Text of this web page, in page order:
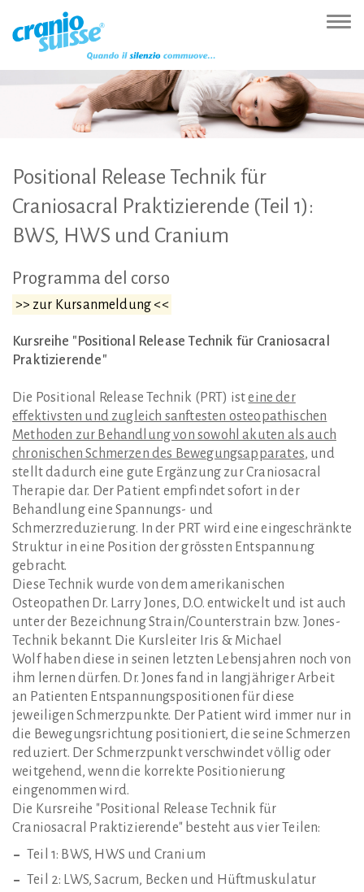
(Accesskey
Hauptnavigation
(Accesskey
Inhalt
(Accesskey
Sprachumschaltung
(Accesskey
Positional Release Technik für
Craniosacral
Praktizierende (Teil 1):
BWS, HWS und Cranium
Programma del corso
>> zur Kursanmeldung <<
Kursreihe "Positional Release Technik für Craniosacral
Praktizierende"
Die Positional Release Technik (PRT) isteine der
effektivsten und zugleich sanftesten osteopathischen
Methoden zur Behandlung von sowohl akuten als auch
chronischen Schmerzen des Bewegungsapparates, und
stellt dadurch eine gute Ergänzung zur Craniosacral
Therapie dar. Der Patient empfindet sofort in der
Behandlung eine Spannungs- und
Schmerzreduzierung. In der PRT wird eine eingeschränkte
Struktur in eine Position der grössten Entspannung
gebracht.
Diese Technik wurde von dem amerikanischen
Osteopathen Dr. Larry Jones, D.O. entwickelt und ist auch
unter der Bezeichnung Strain/Counterstrain bzw. Jones-
Technik bekannt. Die Kursleiter Iris & Michael
Wolf haben diese in seinen letzten Lebensjahren noch von
ihm lernen dürfen. Dr. Jones fand in langjähriger Arbeit
an Patienten Entspannungspositionen für diese
jeweiligen Schmerzpunkte. Der Patient wird immer nur in
die Bewegungsrichtung positioniert, die seine Schmerzen
reduziert. Der Schmerzpunkt verschwindet völlig oder
weitgehend, wenn die korrekte Positionierung
eingenommen wird.
Die Kursreihe "Positional Release Technik für
Craniosacral Praktizierende" besteht aus vier Teilen:
Teil 1: BWS, HWS und Cranium
Teil 2: LWS, Sacrum, Becken und Hüftmuskulatur